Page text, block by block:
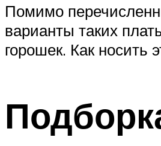
Помимо
варианты таких
горошек. Как носить